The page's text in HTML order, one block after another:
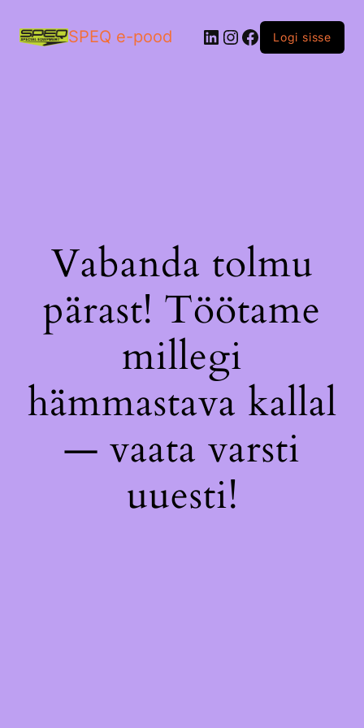
SPEQ e-pood LinkedIn
Instagram
Facebook
Logi sisse
Vabanda tolmu
pärast! Töötame
millegi
hämmastava kallal
— vaata varsti
uuesti!